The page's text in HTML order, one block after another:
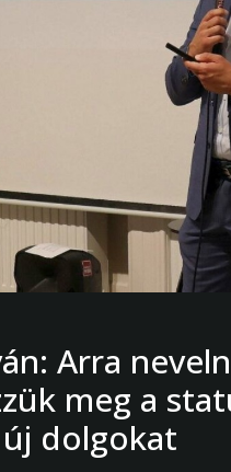
Arra
meg a
dolgokat